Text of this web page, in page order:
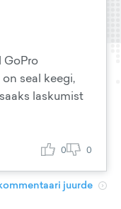
GoPro
seal keegi,
laskumist
0 0
juurde